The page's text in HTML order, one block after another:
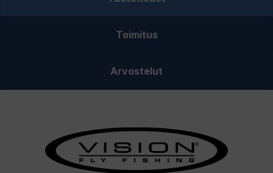
Hoodie
sääskihuppari
Toimitus
Arvostelut